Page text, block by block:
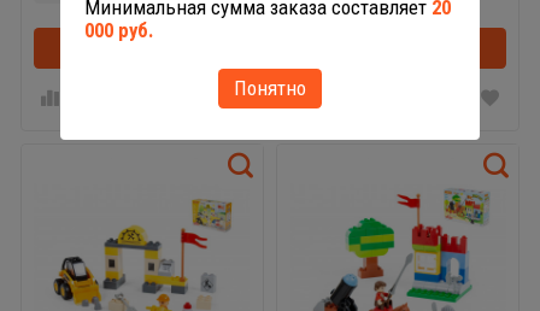
В корзину
Минимальная сумма заказа составляет 20
000 руб.
Понятно